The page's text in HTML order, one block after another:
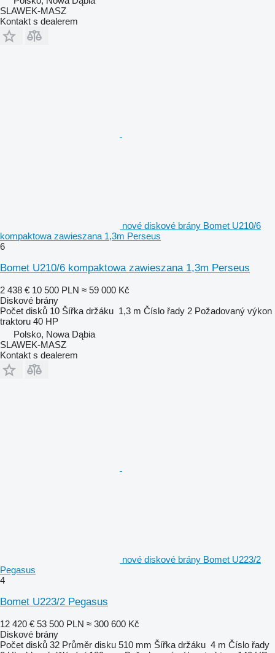
SLAWEK-MASZ
Kontakt s dealerem
nové diskové brány Bomet U210/6
kompaktowa zawieszana 1,3m Perseus
6
Bomet U210/6 kompaktowa zawieszana 1,3m Perseus
2 438 € 10 500 PLN ≈ 59 000 Kč
Diskové brány
Počet disků 10 Šířka držáku 1,3 m Číslo řady 2 Požadovaný výkon
traktoru 40 HP
Polsko, Nowa Dąbia
SLAWEK-MASZ
Kontakt s dealerem
nové diskové brány Bomet U223/2
Pegasus
4
Bomet U223/2 Pegasus
12 420 € 53 500 PLN ≈ 300 600 Kč
Diskové brány
Počet disků 32 Průměr disku 510 mm Šířka držáku 4 m Číslo řady